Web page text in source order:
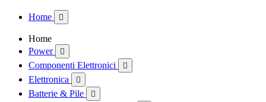
Home 
Home
Power

Componenti Elettronici 
Elettronica 
Batterie & Pile 